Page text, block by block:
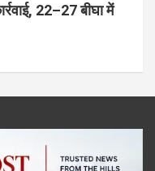
22–27 बीघा में